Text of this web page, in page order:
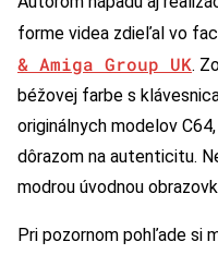
forme videa zdieľal vo
& Amiga Group UK.
béžovej farbe s
originálnych modelov
dôrazom na autenticitu.
modrou úvodnou
Pri pozornom pohľade si